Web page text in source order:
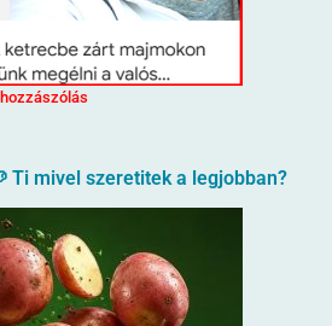
Ti mivel szeretitek a legjobban?